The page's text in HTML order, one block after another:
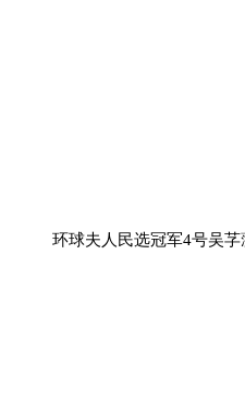
环球夫人民选冠军4号吴芓